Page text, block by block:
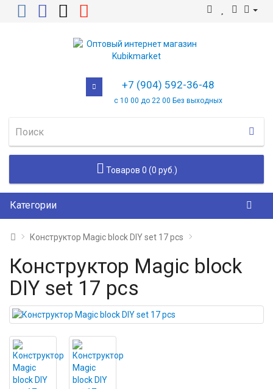
+7 (904) 592-36-48
с 10 00 до 22 00 Без выходных
Товаров 0 (0 руб.)
Категории
Конструктор Magic block DIY set 17 pcs
Конструктор Magic block
DIY set 17 pcs